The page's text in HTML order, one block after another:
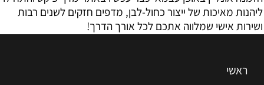
ליהנות מאיכות של ייצור כחול-לבן, מדפים חזקים לשנים רבות
ושירות אישי שמלווה אתכם לכל אורך הדרך!
ראשי